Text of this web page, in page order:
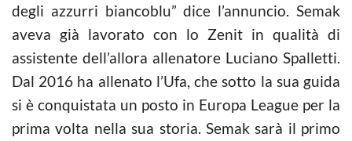
degli azzurri biancoblu” dice l’annuncio. Semak
aveva già lavorato con lo Zenit in qualità di
assistente dell’allora allenatore Luciano Spalletti.
Dal 2016 ha allenato l’Ufa, che sotto la sua guida
si è conquistata un posto in Europa League per la
prima volta nella sua storia. Semak sarà il primo